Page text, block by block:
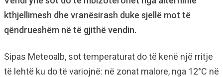
kthjellimesh dhe vranësirash duke sjellë mot të
qëndrueshëm në të gjithë vendin.
Sipas Meteoalb, sot temperaturat do të kenë një rritje
të lehtë ku do të variojnë: në zonat malore, nga 12°C në